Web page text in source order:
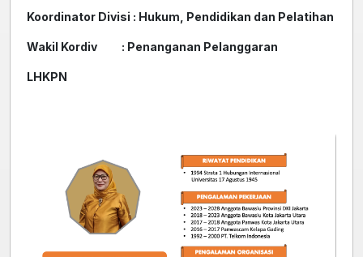
Koordinator Divisi : Hukum, Pendidikan dan Pelatihan
Wakil Kordiv : Penanganan Pelanggaran
LHKPN